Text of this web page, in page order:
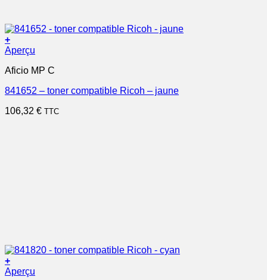
+
Aperçu
Aficio MP C
841652 – toner compatible Ricoh – jaune
106,32 € TTC
+
Aperçu